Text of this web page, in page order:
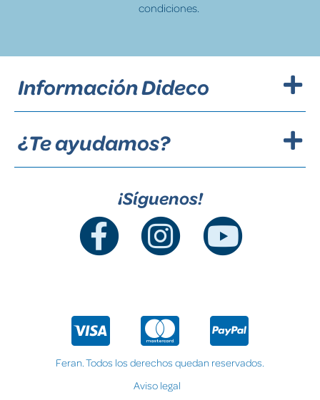
condiciones.
Información Dideco
¿Te ayudamos?
¡Síguenos!
Feran. Todos los derechos quedan reservados.
Aviso legal